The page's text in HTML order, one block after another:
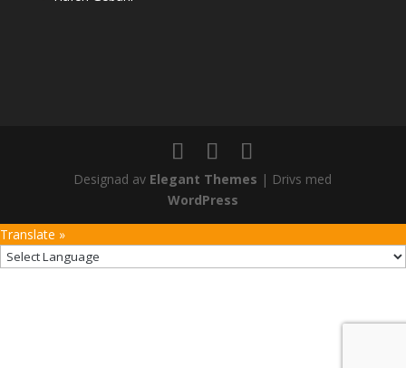
Designad av Elegant Themes | Drivs med
WordPress
Translate »